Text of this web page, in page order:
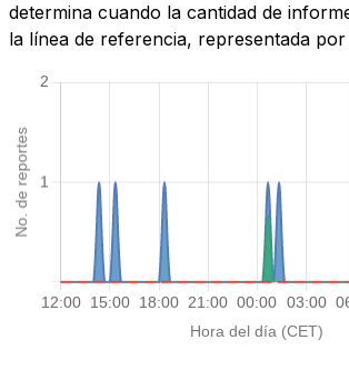
determina cuando la cantidad de
la línea de referencia, representada